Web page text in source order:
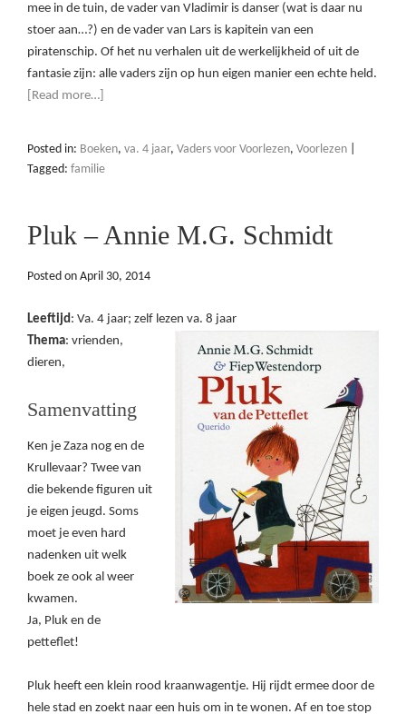
mee in de tuin, de vader van Vladimir is danser (wat is daar nu
stoer aan…?) en de vader van Lars is kapitein van een
piratenschip. Of het nu verhalen uit de werkelijkheid of uit de
fantasie zijn: alle vaders zijn op hun eigen manier een echte held.
[Read more…]
Posted in: Boeken, va. 4 jaar, Vaders voor Voorlezen, Voorlezen
Tagged: familie
Pluk – Annie M.G. Schmidt
Posted on April 30, 2014
Leeftijd: Va. 4 jaar; zelf lezen va. 8 jaar
Thema: vrienden,
dieren,
Samenvatting
Ken je Zaza nog en de
Krullevaar? Twee van
die bekende figuren uit
je eigen jeugd. Soms
moet je even hard
nadenken uit welk
boek ze ook al weer
kwamen.
Ja, Pluk en de
petteflet!
Pluk heeft een klein rood kraanwagentje. Hij rijdt ermee door de
hele stad en zoekt naar een huis om in te wonen. Af en toe stop